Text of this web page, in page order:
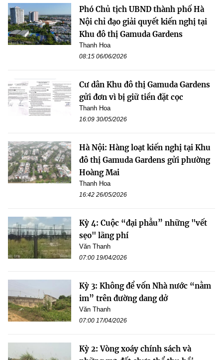
Phó Chủ tịch UBND thành phố Hà
Nội chỉ đạo giải quyết kiến nghị tại
Khu đô thị Gamuda Gardens
Thanh Hoa
08:15 06/06/2026
Cư dân Khu đô thị Gamuda Gardens
gửi đơn vì bị giữ tiền đặt cọc
Thanh Hoa
16:09 30/05/2026
Hà Nội: Hàng loạt kiến nghị tại Khu
đô thị Gamuda Gardens gửi phường
Hoàng Mai
Thanh Hoa
16:42 26/05/2026
Kỳ 4: Cuộc “đại phẫu” những "vết
sẹo" lãng phí
Văn Thanh
07:00 19/04/2026
Kỳ 3: Không để vốn Nhà nước “nằm
im” trên đường dang dở
Văn Thanh
07:00 17/04/2026
Kỳ 2: Vòng xoáy chính sách và